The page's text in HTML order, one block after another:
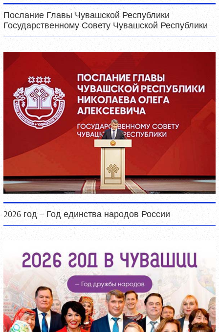
Послание Главы Чувашской Республики
Государственному Совету Чувашской Республики
2026 год – Год единства народов России